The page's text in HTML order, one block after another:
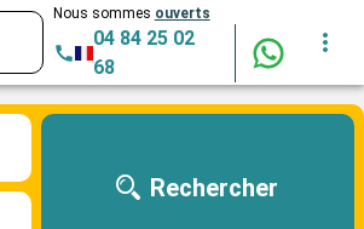
Nous sommes ouverts
04 84 25 02
68
Rechercher